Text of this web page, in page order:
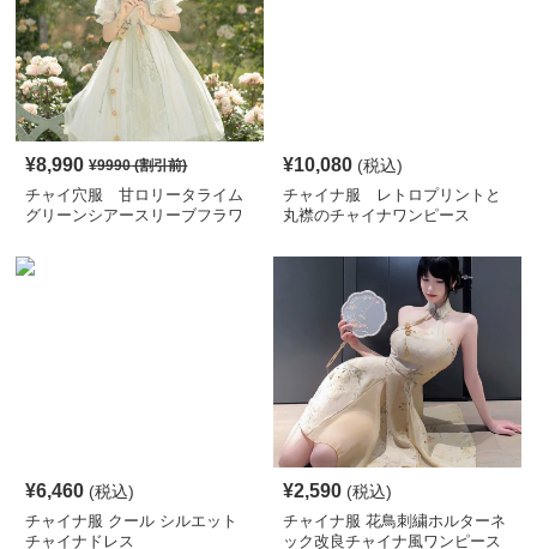
¥8,990 ¥9990(割引前)
チャイ穴服 甘ロリータライム
グリーンシアースリーブフラワ
¥10,080 (税込)
チャイナ服 レトロプリントと
丸襟のチャイナワンピース
¥6,460 (税込)
チャイナ服 クール シルエット
チャイナドレス
¥2,590 (税込)
チャイナ服 花鳥刺繍ホルターネ
ック改良チャイナ風ワンピース